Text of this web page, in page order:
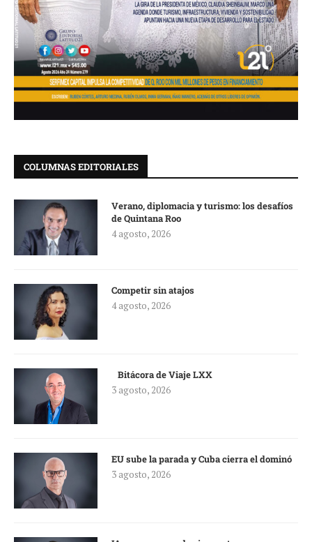
COLUMNAS EDITORIALES
Verano, diplomacia y turismo: los desafíos
de Quintana Roo
4 agosto, 2026
Competir sin atajos
4 agosto, 2026
Bitácora de Viaje LXX
3 agosto, 2026
EU sube la parada y Cuba cierra el dominó
3 agosto, 2026